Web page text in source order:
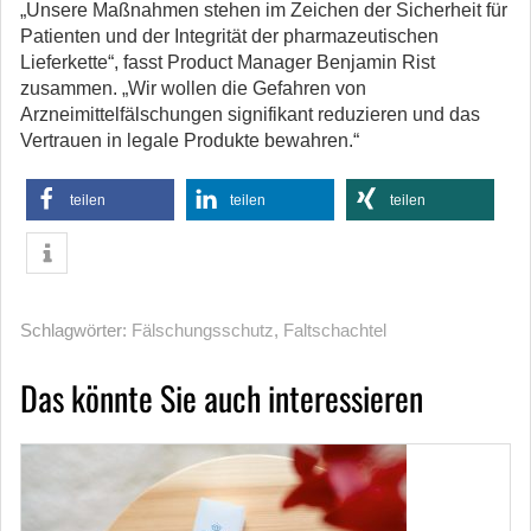
„Unsere Maßnahmen stehen im Zeichen der Sicherheit für
Patienten und der Integrität der pharmazeutischen
Lieferkette“, fasst Product Manager Benjamin Rist
zusammen. „Wir wollen die Gefahren von
Arzneimittelfälschungen signifikant reduzieren und das
Vertrauen in legale Produkte bewahren.“
teilen teilen teilen
Schlagwörter: Fälschungsschutz, Faltschachtel
Das könnte Sie auch interessieren